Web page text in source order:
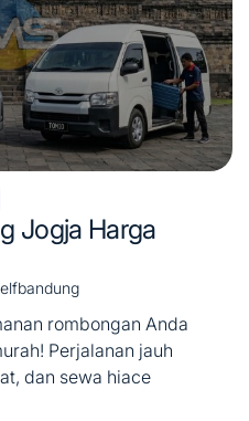
Jogja Harga
rombongan Anda
Perjalanan jauh
dan sewa hiace